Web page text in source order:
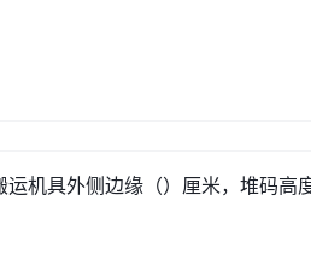
机具外侧边缘（）厘米，堆码高